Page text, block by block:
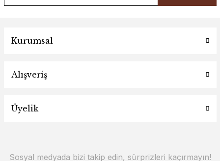
Kurumsal
Alışveriş
Üyelik
Sosyal medyada bizi takip edin, sürprizleri kaçırmayın!